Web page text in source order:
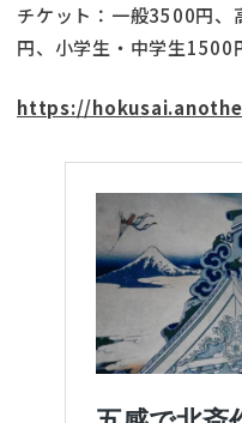
チケット：一般3500円、
円、小学生・中学生1500
https://